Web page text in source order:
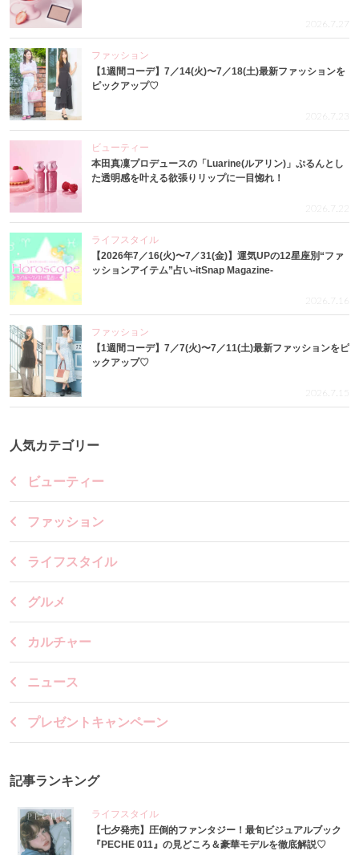
2026.7.27
ファッション
【1週間コーデ】7／14(火)〜7／18(土)最新ファッションを
ピックアップ♡
2026.7.23
ビューティー
本田真凜プロデュースの「Luarine(ルアリン)」ぷるんとし
た透明感を叶える欲張りリップに一目惚れ！
2026.7.22
ライフスタイル
【2026年7／16(火)〜7／31(金)】運気UPの12星座別“ファ
ッションアイテム”占い-itSnap Magazine-
2026.7.16
ファッション
【1週間コーデ】7／7(火)〜7／11(土)最新ファッションをピ
ックアップ♡
2026.7.15
人気カテゴリー
ビューティー
ファッション
ライフスタイル
グルメ
カルチャー
ニュース
プレゼントキャンペーン
記事ランキング
ライフスタイル
【七夕発売】圧倒的ファンタジー！最旬ビジュアルブック
『PECHE 011』の見どころ＆豪華モデルを徹底解説♡